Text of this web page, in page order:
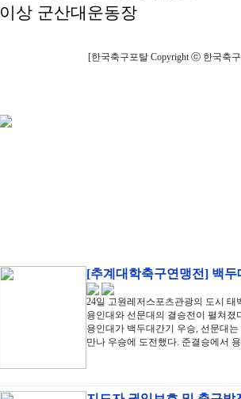
이상 군산대운동장
[한국축구포탈 Copyright ⓒ 한국축
[추계대학축구연맹전] 백
24일 고원레저스포츠관광의 도시
용인대와 선문대의 결승전이 펼쳐졌
용인대가 백두대간기 우승, 선문대
만나 우승에 도전했다. 준결승에서